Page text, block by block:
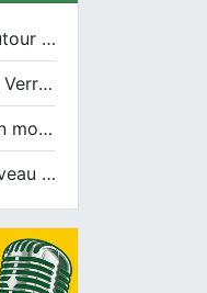
Une rencontre autour de Jean-Claude Suaudeau
Bernard Verret en dédicaces le samedi 13 décembre à l’Espace Culturel Atlantis
« Saupin mon amour » au salon du livre de Trentemoult
Un nouveau tirage pour le Docu-BD